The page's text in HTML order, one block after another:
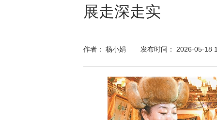
展走深走实
作者： 杨小娟 发布时间： 2026-05-18